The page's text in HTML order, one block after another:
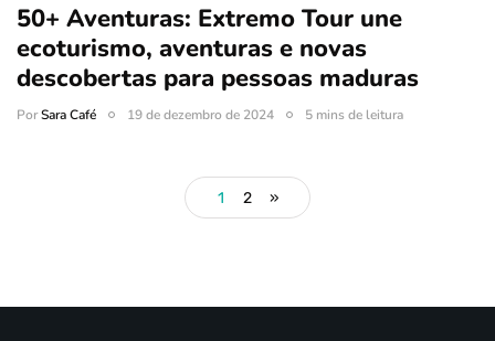
50+ Aventuras: Extremo Tour une
ecoturismo, aventuras e novas
descobertas para pessoas maduras
PorSara Café 19 de dezembro de 2024 5 mins de leitura
1 2 »